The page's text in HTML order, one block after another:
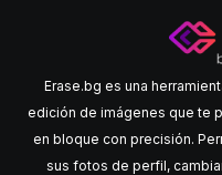
Erase.bg es una
edición de imágenes que te
en bloque con precisión.
sus fotos de perfil,